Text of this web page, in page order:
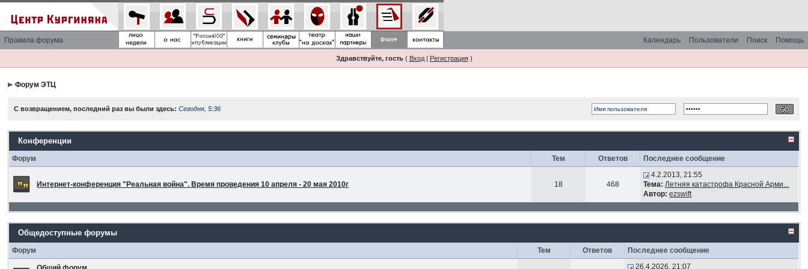
Правила форума Помощь
Поиск
Пользователи
Календарь
Здравствуйте, гость( Вход| Регистрация)
Форум ЭТЦ
С возвращением, последний раз вы были здесь:Сегодня, 5:36
Конференции
Форум Тем Ответов Последнее сообщение
Интернет-конференция "Реальная война". Время проведения 10 апреля - 20 мая 2010г 18 468
4.2.2013, 21:55
Тема: Летняя катастрофа Красной Арми...
Автор: ezswift
Общедоступные форумы
Форум Тем Ответов Последнее сообщение
26.4.2026, 21:07